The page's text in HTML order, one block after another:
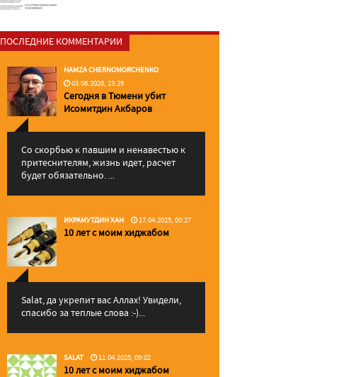
ПОСЛЕДНИЕ КОММЕНТАРИИ
HAMZA CHERNOMORCHENKO
03.06.2026, 23:29
Сегодня в Тюмени убит
Исомитдин Акбаров
Со скорбью к павшим и ненавестью к
притеснителям, жизнь идет, расчет
будет обязательно. ...
ИКРАМУТДИН ХАН 17.04.2025, 00:27
10 лет с моим хиджабом
Salat, да укрепит вас Аллаx! Увидели,
спасибо за теплые слова :-)...
SALAT 11.04.2025, 09:02
10 лет с моим хиджабом